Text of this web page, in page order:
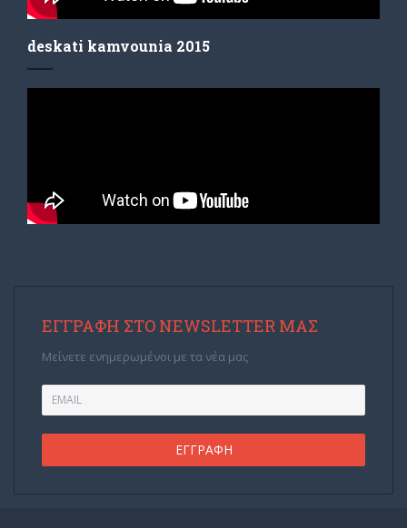
deskati kamvounia 2015
ΕΓΓΡΑΦΉ ΣΤΟ NEWSLETTER ΜΑΣ
Μείνετε ενημερωμένοι με τα νέα μας